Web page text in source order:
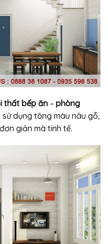
thất bếp ăn – phòng
dụng tông màu nâu gỗ,
giản mà tinh tế.